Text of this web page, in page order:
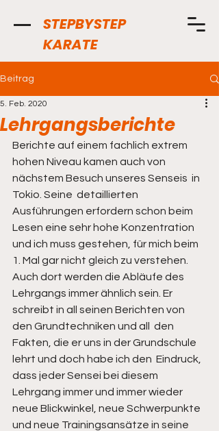
STEPBYSTEP
KARATE
Beitrag
Lehrgangsberichte
5. Feb. 2020
Berichte auf einem fachlich extrem
hohen Niveau kamen auch von
nächstem Besuch unseres Senseis  in
Tokio. Seine  detaillierten
Ausführungen erfordern schon beim
Lesen eine sehr hohe Konzentration
und ich muss gestehen, für mich beim
1. Mal gar nicht gleich zu verstehen.
Auch dort werden die Abläufe des
Lehrgangs immer ähnlich sein. Er
schreibt in all seinen Berichten von
den Grundtechniken und all  den
Fakten, die er uns in der Grundschule
lehrt und doch habe ich den  Eindruck,
dass jeder Sensei bei diesem
Lehrgang immer und immer wieder
neue Blickwinkel, neue Schwerpunkte
und neue Trainingsansätze in seine